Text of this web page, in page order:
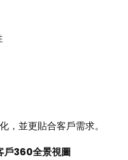
，並更貼合客戶需求。
戶360全景視圖